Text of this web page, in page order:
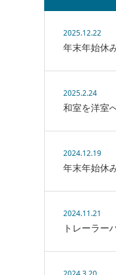
2025.12.22
年末年始休
2025.2.24
和室を洋室
2024.12.19
年末年始休
2024.11.21
トレーラー